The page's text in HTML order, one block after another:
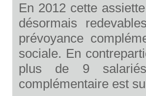
En 2012 cette
désormais
prévoyance
sociale. En
plus de 9
complémentaire est